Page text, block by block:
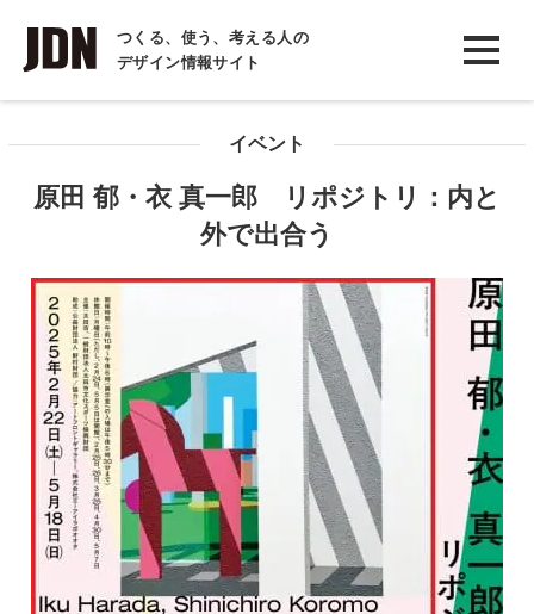
つくる、使う、考える人の
デザイン情報サイト
INTERVIEW
インタビュー
イベント
原田 郁・衣 真一郎 リポジトリ：内と
外で出合う